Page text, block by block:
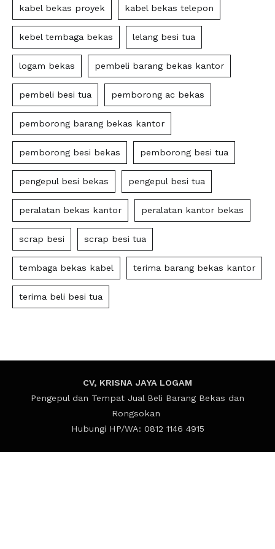
kabel bekas proyek kabel bekas telepon
kebel tembaga bekas lelang besi tua
logam bekas pembeli barang bekas kantor
pembeli besi tua pemborong ac bekas
pemborong barang bekas kantor
pemborong besi bekas pemborong besi tua
pengepul besi bekas pengepul besi tua
peralatan bekas kantor peralatan kantor bekas
scrap besi scrap besi tua
tembaga bekas kabel terima barang bekas kantor
terima beli besi tua
CV, KRISNA JAYA LOGAM
Pengepul dan Tempat Jual Beli Barang Bekas dan
Rongsokan
Hubungi HP/WA: 0812 1146 4915